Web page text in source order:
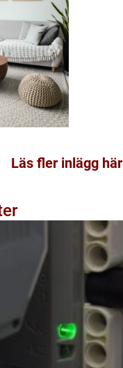
Läs fler inlägg här